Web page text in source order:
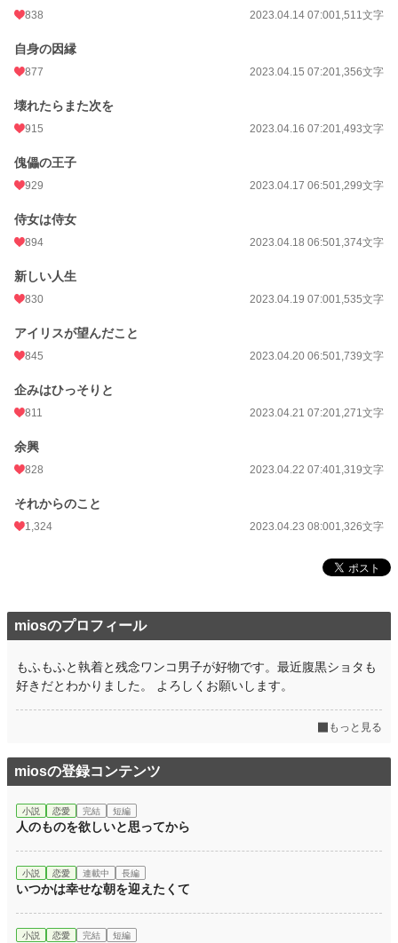
838 2023.04.14 07:001,511文字
自身の因縁
877 2023.04.15 07:201,356文字
壊れたらまた次を
915 2023.04.16 07:201,493文字
傀儡の王子
929 2023.04.17 06:501,299文字
侍女は侍女
894 2023.04.18 06:501,374文字
新しい人生
830 2023.04.19 07:001,535文字
アイリスが望んだこと
845 2023.04.20 06:501,739文字
企みはひっそりと
811 2023.04.21 07:201,271文字
余興
828 2023.04.22 07:401,319文字
それからのこと
1,324 2023.04.23 08:001,326文字
miosのプロフィール
もふもふと執着と残念ワンコ男子が好物です。最近腹黒ショタも
好きだとわかりました。 よろしくお願いします。
もっと見る
miosの登録コンテンツ
小説 恋愛 完結 短編
人のものを欲しいと思ってから
小説 恋愛 連載中 長編
いつかは幸せな朝を迎えたくて
小説 恋愛 完結 短編